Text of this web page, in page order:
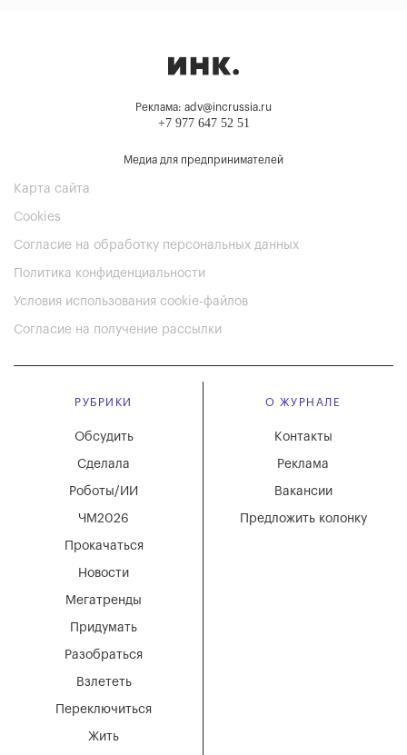
Реклама: adv@incrussia.ru
+7 977 647 52 51
Медиа для предпринимателей
Карта сайта
Cookies
Согласие на обработку персональных данных
Политика конфиденциальности
Условия использования cookie-файлов
Согласие на получение рассылки
РУБРИКИ
Мегатренды
Придумать
Разобраться
Взлететь
Новости
Переключиться
Жить
Обсудить
Сделала
Роботы/ИИ
ЧМ2026
Прокачаться
О ЖУРНАЛЕ
Вакансии
Реклама
Контакты
Предложить колонку